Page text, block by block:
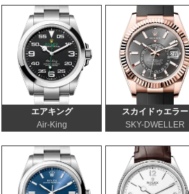
エアキング
Air-King
スカイドゥエラー
SKY-DWELLER